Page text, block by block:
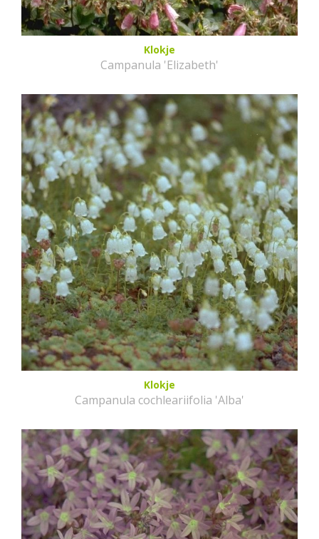
Klokje
Campanula 'Elizabeth'
Klokje
Campanula cochleariifolia 'Alba'